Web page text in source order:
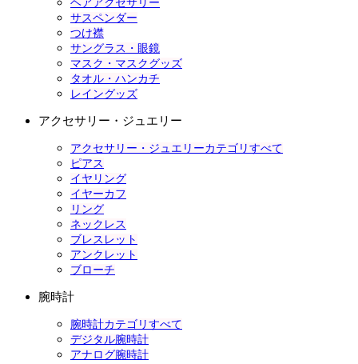
ヘアアクセサリー
サスペンダー
つけ襟
サングラス・眼鏡
マスク・マスクグッズ
タオル・ハンカチ
レイングッズ
アクセサリー・ジュエリー
アクセサリー・ジュエリーカテゴリすべて
ピアス
イヤリング
イヤーカフ
リング
ネックレス
ブレスレット
アンクレット
ブローチ
腕時計
腕時計カテゴリすべて
デジタル腕時計
アナログ腕時計